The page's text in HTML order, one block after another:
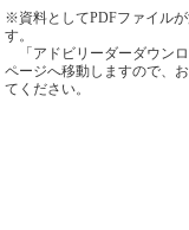
※資料としてPDFファイルが
す。
「アドビリーダーダウン
ページへ移動しますので、
てください。